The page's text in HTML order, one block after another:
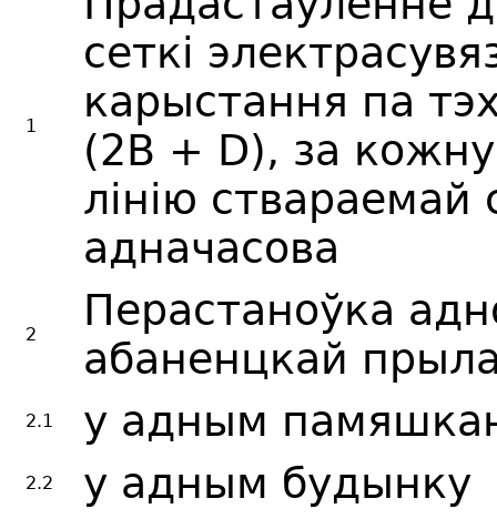
1
сеткі
карыстання па
(2B + D), за
лінію ствараемай
адначасова
2
Перастаноўка
абаненцкай
2.1 у адным
2.2 у адным будынку